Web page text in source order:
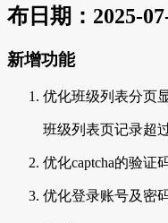
布日期：2025-
新增功能
优化班级列表分页
班级列表页记录超
优化captcha的验证
优化登录账号及密